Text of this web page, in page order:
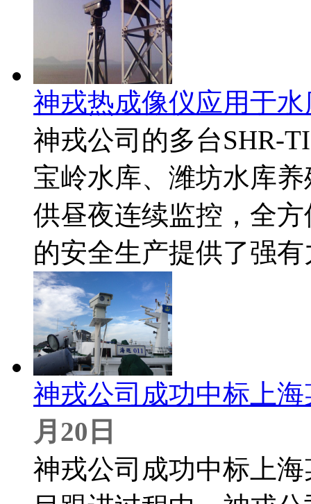
神戎热成像仪应用于
神戎公司的多台SHR-
宝岭水库、潍坊水库
供昼夜连续监控，全
的安全生产提供了强
神戎公司成功中标上
月20日
神戎公司成功中标上